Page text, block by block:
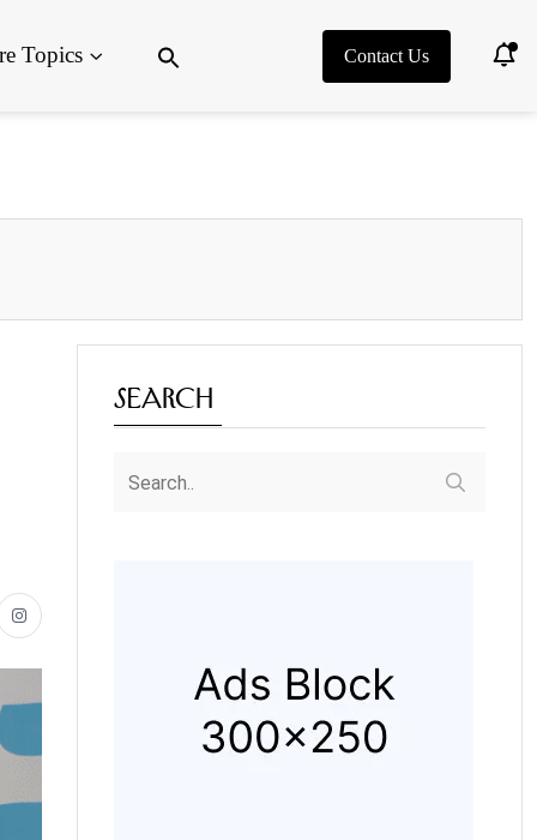
Topics Contact Us
Search